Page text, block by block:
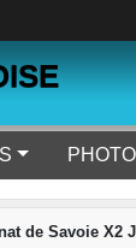
de Savoie X2